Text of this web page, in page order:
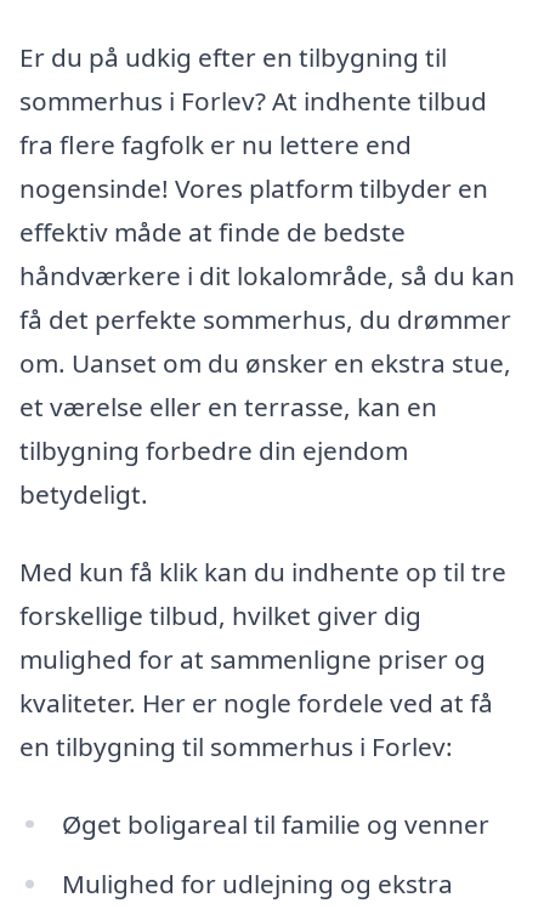
Er du på udkig efter en tilbygning til
sommerhus i Forlev? At indhente tilbud
fra flere fagfolk er nu lettere end
nogensinde! Vores platform tilbyder en
effektiv måde at finde de bedste
håndværkere i dit lokalområde, så du kan
få det perfekte sommerhus, du drømmer
om. Uanset om du ønsker en ekstra stue,
et værelse eller en terrasse, kan en
tilbygning forbedre din ejendom
betydeligt.
Med kun få klik kan du indhente op til tre
forskellige tilbud, hvilket giver dig
mulighed for at sammenligne priser og
kvaliteter. Her er nogle fordele ved at få
en tilbygning til sommerhus i Forlev:
Øget boligareal til familie og venner
Mulighed for udlejning og ekstra